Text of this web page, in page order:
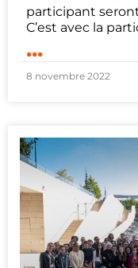
participant
C’est avec la
...
8 novembre 2022